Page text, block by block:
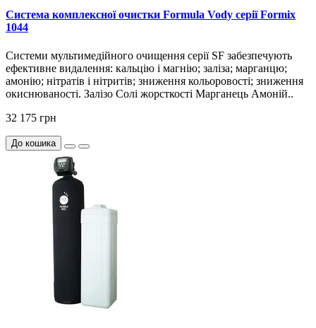
Система комплексної очистки Formula Vody серії Formix
1044
Системи мультимедійного очищення серії SF забезпечують
ефективне видалення: кальцію і магнію; заліза; марганцю;
амонію; нітратів і нітритів; зниження кольоровості; зниження
окиснюваності. Залізо Солі жорсткості Марганець Амоній..
32 175 грн
До кошика